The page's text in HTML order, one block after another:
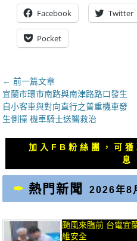
Facebook Twitter
Pocket
文
章
導
覽
← 前一篇文章
上
一
篇
宜蘭市環市南路與南津路路口發生
自小客車與對向直行之普重機車發
生側撞 機車騎士送醫救治
加入FB粉絲團，可
息
熱門新聞 2026年8
颱風來臨前 台電宜
維安全